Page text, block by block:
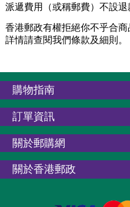
派遞費用（或稱郵費）不設退
香港郵政有權拒絕你不乎合商
詳情請查閱我們條款及細則。
購物指南
訂單資訊
關於郵購網
關於香港郵政